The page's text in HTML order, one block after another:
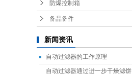
防爆控制箱
备品备件
新闻资讯
自动过滤器的工作原理
自动过滤器通过进一步干燥滤饼